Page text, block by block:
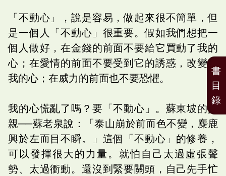
「不動心」，說是容易，做起來很不簡單，但
是一個人「不動心」很重要。假如我們想把一
個人做好，在金錢的前面不要給它買動了我的
心；在愛情的前面不要受到它的誘惑，改變了
我的心；在威力的前面也不要恐懼。
我的心慌亂了嗎？要「不動心」。蘇東坡的父
親──蘇老泉說：「泰山崩於前而色不變，麋鹿
興於左而目不瞬。」這個「不動心」的修養，
可以發揮很大的力量。就怕自己太過虛張聲
勢、太過衝動。還沒到緊要關頭，自己先手忙
書
目
錄